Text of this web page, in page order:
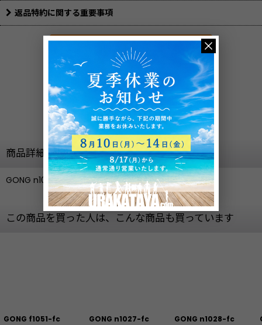
返品特約に関する重要事項
質問・見積依頼
お気に入り登録
商品詳細
GONG n1051-fc
この商品を買った人は、こんな商品も買っています
GONG f1051-fc
GONG n1027-fc
GONG n1028-fc